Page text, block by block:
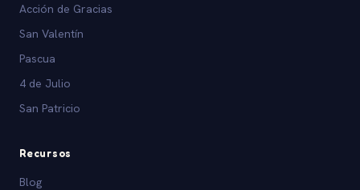
Acción de Gracias
San Valentín
Pascua
4 de Julio
San Patricio
Recursos
Blog